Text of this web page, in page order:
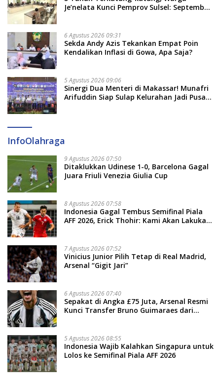
Je’nelata Kunci Pemprov Sulsel: September
6 Agustus 2026 09:31
Sekda Andy Azis Tekankan Empat Poin
Kendalikan Inflasi di Gowa, Apa Saja?
5 Agustus 2026 09:06
Sinergi Dua Menteri di Makassar! Munafri
Arifuddin Siap Sulap Kelurahan Jadi Pusat
InfoOlahraga
9 Agustus 2026 07:50
Ditaklukkan Udinese 1-0, Barcelona Gagal
Juara Friuli Venezia Giulia Cup
8 Agustus 2026 07:58
Indonesia Gagal Tembus Semifinal Piala
AFF 2026, Erick Thohir: Kami Akan Lakukan
7 Agustus 2026 07:52
Vinicius Junior Pilih Tetap di Real Madrid,
Arsenal “Gigit Jari”
6 Agustus 2026 07:40
Sepakat di Angka £75 Juta, Arsenal Resmi
Kunci Transfer Bruno Guimaraes dari
5 Agustus 2026 08:55
Indonesia Wajib Kalahkan Singapura untuk
Lolos ke Semifinal Piala AFF 2026